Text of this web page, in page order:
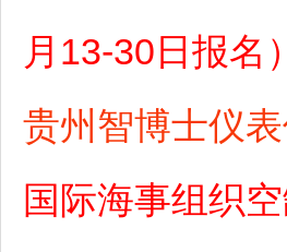
月13-30日报名）
贵州智博士仪
国际海事组织